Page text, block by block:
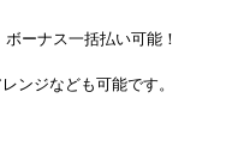
ーナス一括払い可能！
ンジなども可能です。